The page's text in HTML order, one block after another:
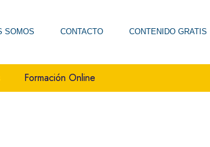
SOMOS CONTACTO CONTENIDO GRATIS
Formación Online